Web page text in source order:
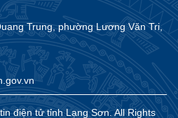
Trung, phường Lương Văn Tri,
điện tử tỉnh Lạng Sơn. All Rights